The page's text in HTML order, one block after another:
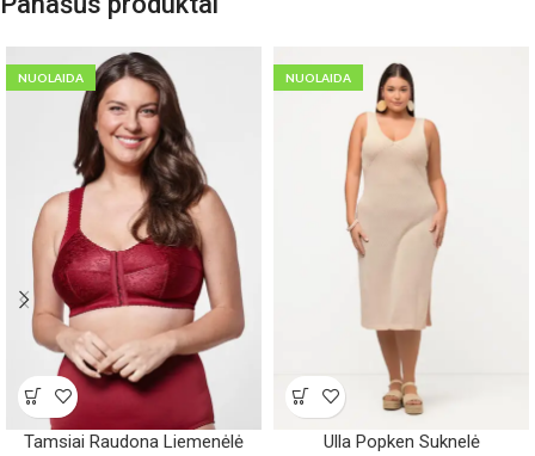
NUOLAIDA
Tamsiai Raudona Liemenėlė
NUOLAIDA
Ulla Popken Suknelė